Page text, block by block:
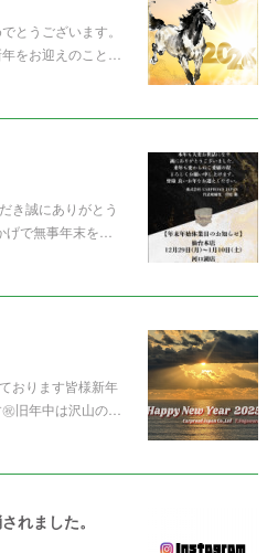
とうございます。
をお迎えのこと…
き誠にありがとう
げで無事年末を…
おります皆様新年
旧年中は沢山の…
れました。